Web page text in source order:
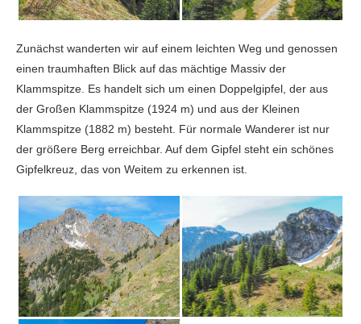
Zunächst wanderten wir auf einem leichten Weg und genossen
einen traumhaften Blick auf das mächtige Massiv der
Klammspitze. Es handelt sich um einen Doppelgipfel, der aus
der Großen Klammspitze (1924 m) und aus der Kleinen
Klammspitze (1882 m) besteht. Für normale Wanderer ist nur
der größere Berg erreichbar. Auf dem Gipfel steht ein schönes
Gipfelkreuz, das von Weitem zu erkennen ist.